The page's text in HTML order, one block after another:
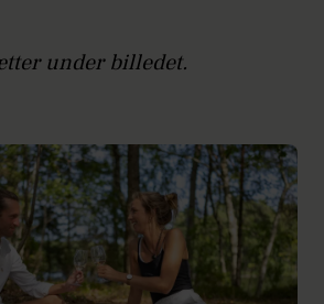
under billedet.